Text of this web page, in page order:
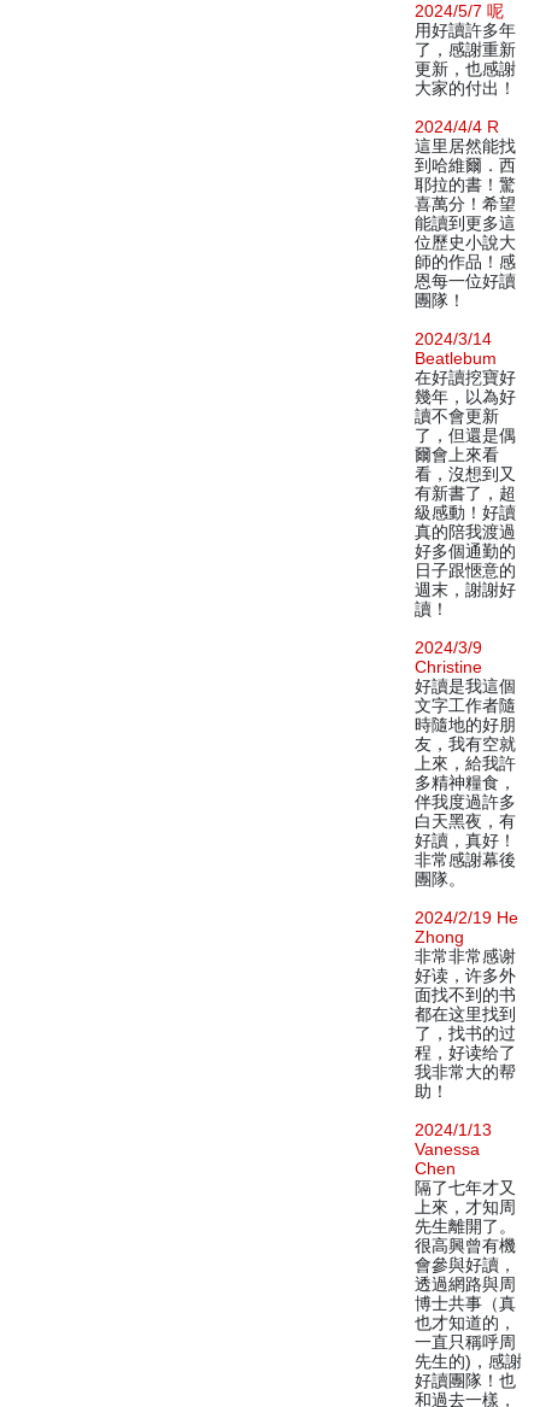
2024/5/7 呢
用好讀許多年
了，感謝重新
更新，也感謝
大家的付出！
2024/4/4 R
這里居然能找
到哈維爾．西
耶拉的書！驚
喜萬分！希望
能讀到更多這
位歷史小說大
師的作品！感
恩每一位好讀
團隊！
2024/3/14
Beatlebum
在好讀挖寶好
幾年，以為好
讀不會更新
了，但還是偶
爾會上來看
看，沒想到又
有新書了，超
級感動！好讀
真的陪我渡過
好多個通勤的
日子跟愜意的
週末，謝謝好
讀！
2024/3/9
Christine
好讀是我這個
文字工作者隨
時隨地的好朋
友，我有空就
上來，給我許
多精神糧食，
伴我度過許多
白天黑夜，有
好讀，真好！
非常感謝幕後
團隊。
2024/2/19 He
Zhong
非常非常感谢
好读，许多外
面找不到的书
都在这里找到
了，找书的过
程，好读给了
我非常大的帮
助！
2024/1/13
Vanessa
Chen
隔了七年才又
上來，才知周
先生離開了。
很高興曾有機
會參與好讀，
透過網路與周
博士共事（真
也才知道的，
一直只稱呼周
先生的)，感謝
好讀團隊！也
和過去一樣，